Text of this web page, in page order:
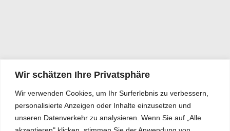
Wir schätzen Ihre Privatsphäre
Wir verwenden Cookies, um Ihr Surferlebnis zu verbessern,
personalisierte Anzeigen oder Inhalte einzusetzen und
unseren Datenverkehr zu analysieren. Wenn Sie auf „Alle